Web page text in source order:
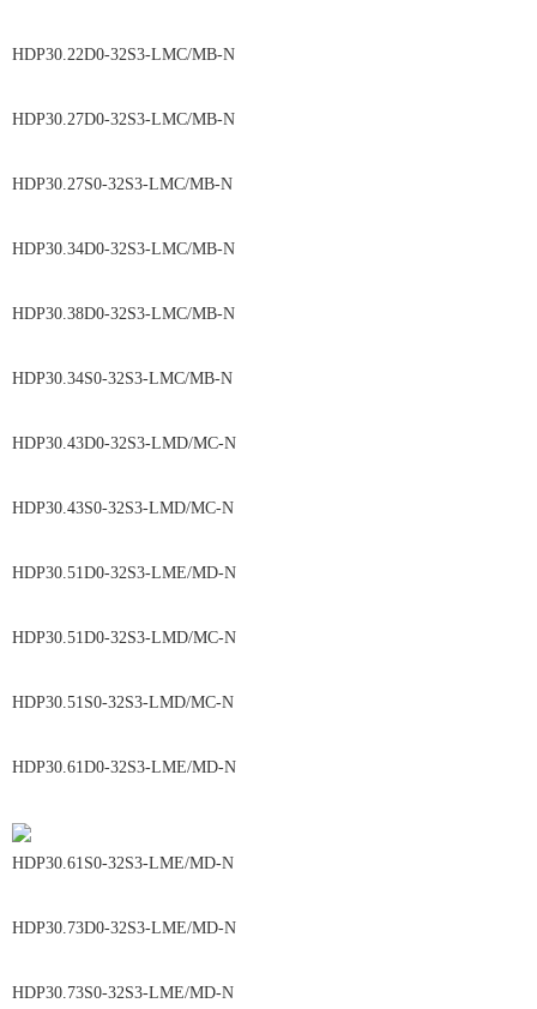
HDP30.22D0-32S3-LMC/MB-N
HDP30.27D0-32S3-LMC/MB-N
HDP30.27S0-32S3-LMC/MB-N
HDP30.34D0-32S3-LMC/MB-N
HDP30.38D0-32S3-LMC/MB-N
HDP30.34S0-32S3-LMC/MB-N
HDP30.43D0-32S3-LMD/MC-N
HDP30.43S0-32S3-LMD/MC-N
HDP30.51D0-32S3-LME/MD-N
HDP30.51D0-32S3-LMD/MC-N
HDP30.51S0-32S3-LMD/MC-N
HDP30.61D0-32S3-LME/MD-N
HDP30.61S0-32S3-LME/MD-N
HDP30.73D0-32S3-LME/MD-N
HDP30.73S0-32S3-LME/MD-N